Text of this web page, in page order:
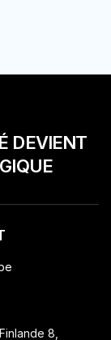
DEVIENT
8,